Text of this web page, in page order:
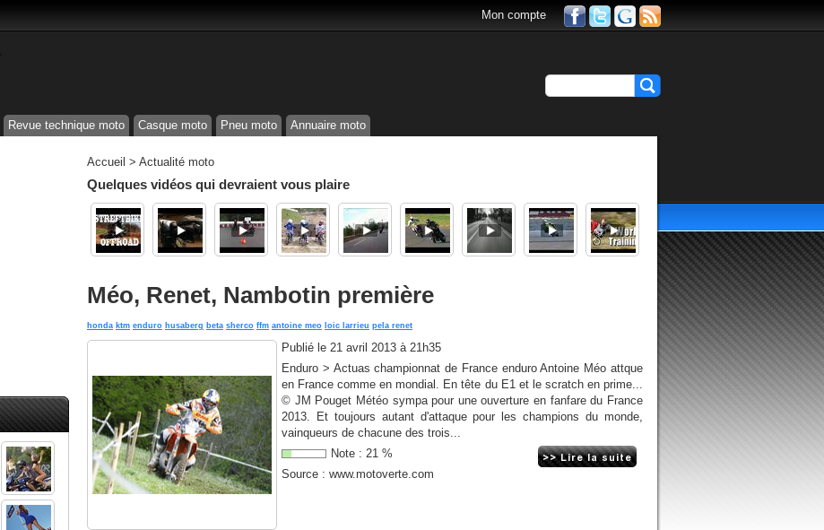
Mon compte
Revue technique moto Casque moto Pneu moto Annuaire moto
Accueil > Actualité moto
Quelques vidéos qui devraient vous plaire
Méo, Renet, Nambotin première
honda ktm enduro husaberg beta sherco ffm antoine meo loic larrieu pela renet
Publié le 21 avril 2013 à 21h35
Enduro > Actuas championnat de France enduro Antoine Méo attque
en France comme en mondial. En tête du E1 et le scratch en prime...
© JM Pouget Météo sympa pour une ouverture en fanfare du France
2013. Et toujours autant d'attaque pour les champions du monde,
vainqueurs de chacune des trois...
Note : 21 %
Source : www.motoverte.com